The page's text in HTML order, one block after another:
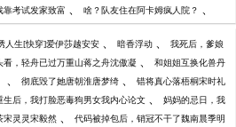
靠考试发家致富 、 啥？队友住在阿卡姆疯人院？ 、
人生[快穿]爱伊莎越安安 、 暗香浮动 、 我死后，爹娘
看，轻舟已过万重山蒋之舟沈傲凝 、 和姐姐互换化兽丹
、 彻底毁了她唐朝淮唐梦绮 、 错将真心落梧桐宋时礼
生后，我打脸恶毒狗男女我内心论文 、 妈妈的忌日，我
宋灵灵宋毅然 、 代码被掉包后，销冠不干了魏南晨季明